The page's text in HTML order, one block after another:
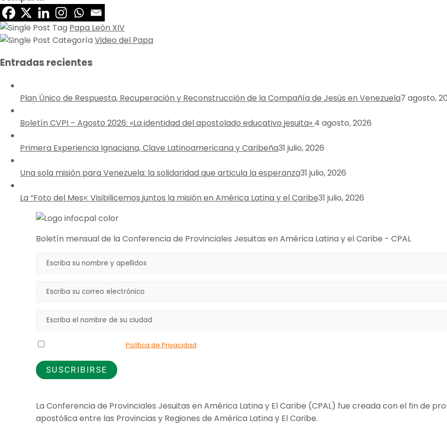
Papa León XIV
Video del Papa
Entradas recientes
Plan Único de Respuesta, Recuperación y Reconstrucción de la Compañía de Jesús en Venezuela7 agosto,
Boletín CVPI – Agosto 2026: «La identidad del apostolado educativo jesuita» 4 agosto, 2026
Primera Experiencia Ignaciana, Clave Latinoamericana y Caribeña31 julio, 2026
Una sola misión para Venezuela: la solidaridad que articula la esperanza31 julio, 2026
La “Foto del Mes»: Visibilicemos juntos la misión en América Latina y el Caribe31 julio, 2026
Boletín mensual de la Conferencia de Provinciales Jesuitas en América Latina y el Caribe - CPAL
Política de Privacidad
La Conferencia de Provinciales Jesuitas en América Latina y El Caribe (CPAL) fue creada con el fin de
apostólica entre las Provincias y Regiones de América Latina y El Caribe.